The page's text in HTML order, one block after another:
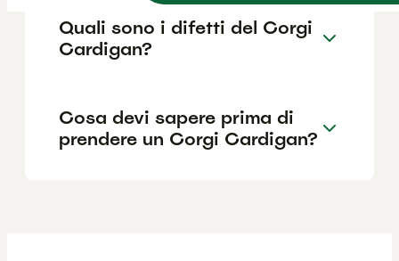
Quali sono i difetti del Corgi
Cardigan?
Cosa devi sapere prima di
prendere un Corgi Cardigan?